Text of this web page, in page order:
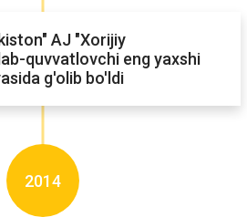
AJ "Xorijiy
quvvatlovchi eng yaxshi
g'olib bo'ldi
2014